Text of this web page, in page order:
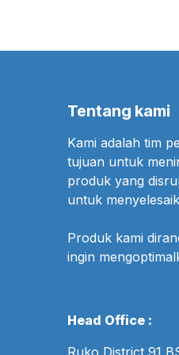
Tentang kami
Kami adalah tim
tujuan untuk
produk yang
untuk
Produk kami
ingin
Head Office :